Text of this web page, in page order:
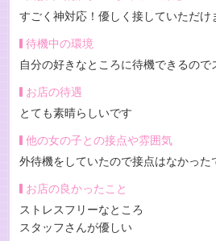
すごく神対応！優しく接していただけ
待機中の環境
自分の好きなところに待機できるので
お店の待遇
とても素晴らしいです
他の女の子との接点や雰囲気
外待機をしていたので接点はなかった
お店の良かったこと
ストレスフリーなところ
スタッフさんが優しい